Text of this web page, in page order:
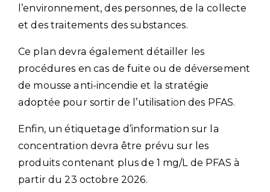
l’environnement, des personnes, de la collecte
et des traitements des substances.
Ce plan devra également détailler les
procédures en cas de fuite ou de déversement
de mousse anti-incendie et la stratégie
adoptée pour sortir de l’utilisation des PFAS.
Enfin, un étiquetage d’information sur la
concentration devra être prévu sur les
produits contenant plus de 1 mg/L de PFAS à
partir du 23 octobre 2026.